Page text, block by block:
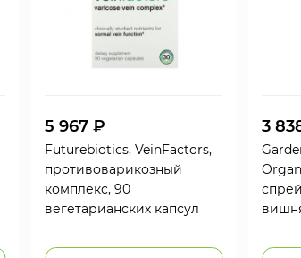
5 967 ₽
Futurebiotics, VeinFactors,
противоварикозный
комплекс, 90
вегетарианских капсул
3